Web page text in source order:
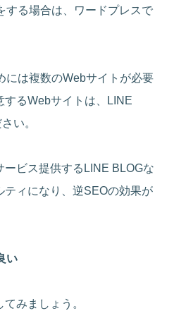
する場合は、ワードプレスで
には複数のWebサイトが必要
するWebサイトは、LINE
い。
ビス提供するLINE BLOGな
ティになり、逆SEOの効果が
い
みましょう。